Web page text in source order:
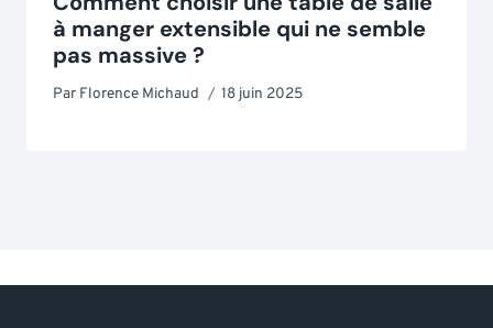
à manger extensible qui ne semble
pas massive ?
Par Florence Michaud 18 juin 2025